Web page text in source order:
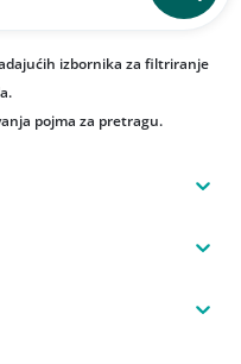
izbornika za filtriranje
pojma za pretragu.